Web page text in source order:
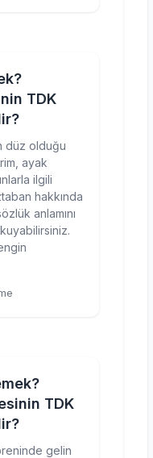
TDK
düz olduğu
ayak
ilgili
hakkında
anlamını
TDK
gelin